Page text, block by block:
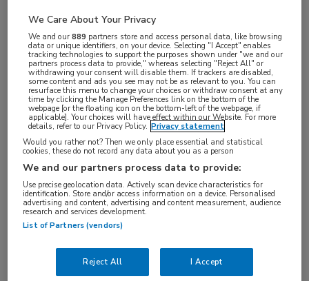
Farmacoloog Merel van Nuland promoveerde
onlangs aan deUniversiteit Utrechtop een
onderzoek van het NKI naar het meten van
oncologische geneesmiddelen in
lichaamsmateriaal, het optimaliseren van de
behandeling door het bepalen van
microdoseren.
Uro-oncologie
Tags:
abirateron,gemcitabine,prostaatkanker,therapeutic drug
monitoring
We Care About Your Privacy
We and our889 partners store and access personal data, like browsing
data or unique identifiers, on your device. Selecting "I Accept" enables
tracking technologies to support the purposes shown under "we and our
partners process data to provide," whereas selecting "Reject All" or
withdrawing your consent will disable them. If trackers are disabled,
some content and ads you see may not be as relevant to you. You can
resurface this menu to change your choices or withdraw consent at any
time by clicking the Manage Preferences link on the bottom of the
webpage [or the floating icon on the bottom-left of the webpage, if
applicable]. Your choices will have effect within our Website. For more
details, refer to our Privacy Policy. Privacy statement
Would you rather not? Then we only place essential and statistical
cookies, these do not record any data about you as a person
We and our partners process data to provide:
Use precise geolocation data. Actively scan device characteristics for
identification. Store and/or access information on a device. Personalised
advertising and content, advertising and content measurement, audience
research and services development.
List of Partners (vendors)
Reject All I Accept